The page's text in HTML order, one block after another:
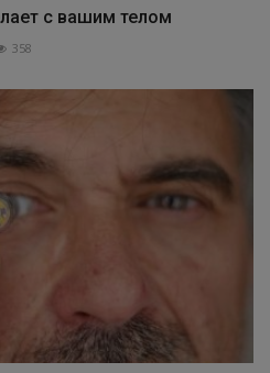
с вашим телом
358